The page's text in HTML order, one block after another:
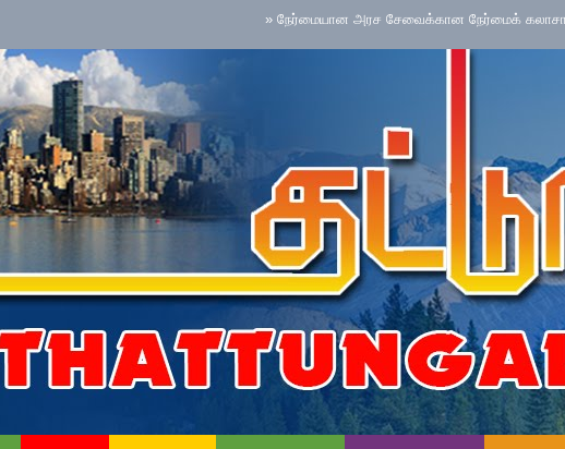
நேர்மையான அரச சேவைக்கான நேர்மைக் கலாசாரம் தேசிய